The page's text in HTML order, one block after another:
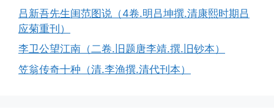
吕新吾先生闺范图说（4卷.明吕坤撰.清康熙时期吕
应菊重刊）
李卫公望江南（二卷.旧题唐李靖.撰.旧钞本）
笠翁传奇十种（清.李渔撰.清代刊本）